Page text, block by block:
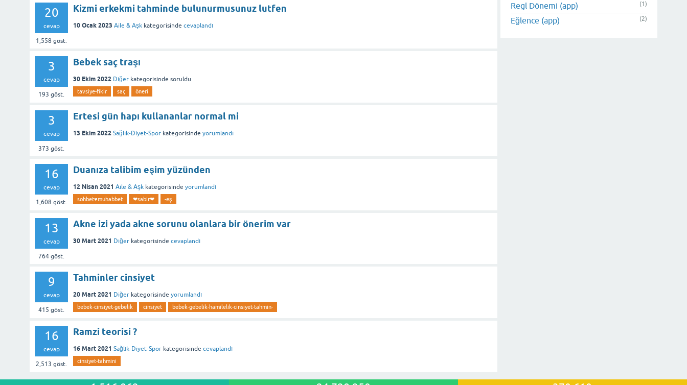
20
cevap
1,558 göst.
Kizmi erkekmi tahminde bulunurmusunuz lutfen
10 Ocak 2023 Aile & Aşk kategorisinde cevaplandı
3
cevap
193 göst.
Bebek saç traşı
30 Ekim 2022 Diğer kategorisinde soruldu
tavsiye-fikir saç öneri
3
cevap
373 göst.
Ertesi gün hapı kullananlar normal mi
13 Ekim 2022 Sağlık-Diyet-Spor kategorisinde yorumlandı
16
cevap
1,608 göst.
Duanıza talibim eşim yüzünden
12 Nisan 2021 Aile & Aşk kategorisinde yorumlandı
sohbet♥️muhabbet ❤sabir❤ -eş
13
cevap
764 göst.
Akne izi yada akne sorunu olanlara bir önerim var
30 Mart 2021 Diğer kategorisinde cevaplandı
9
cevap
415 göst.
Tahminler cinsiyet
20 Mart 2021 Diğer kategorisinde yorumlandı
bebek-cinsiyet-gebelik cinsiyet bebek-gebelik-hamilelik-cinsiyet-tahmin-
16
cevap
2,513 göst.
Ramzi teorisi ?
16 Mart 2021 Sağlık-Diyet-Spor kategorisinde cevaplandı
cinsiyet-tahmini
Regl Dönemi (app) (1)
Eğlence (app) (2)